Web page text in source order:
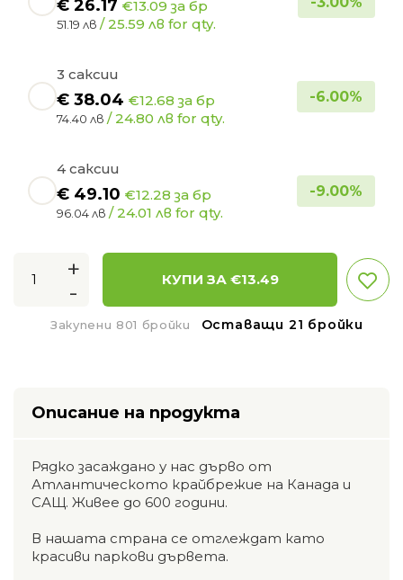
€ 26.17 €13.09 за бр
51.19 лв / 25.59 лв for qty.
3 саксии
€ 38.04 €12.68 за бр
74.40 лв / 24.80 лв for qty.
-6.00%
4 саксии
€ 49.10 €12.28 за бр
96.04 лв / 24.01 лв for qty.
-9.00%
+
-
КУПИ ЗА €13.49
Закупени 801 бройки Оставащи 21 бройки
Описание на продукта
Рядко засаждано у нас дърво от
Атлантическото крайбрежие на Канада и
САЩ. Живее до 600 години.
В нашата страна се отглеждат като
красиви паркови дървета.